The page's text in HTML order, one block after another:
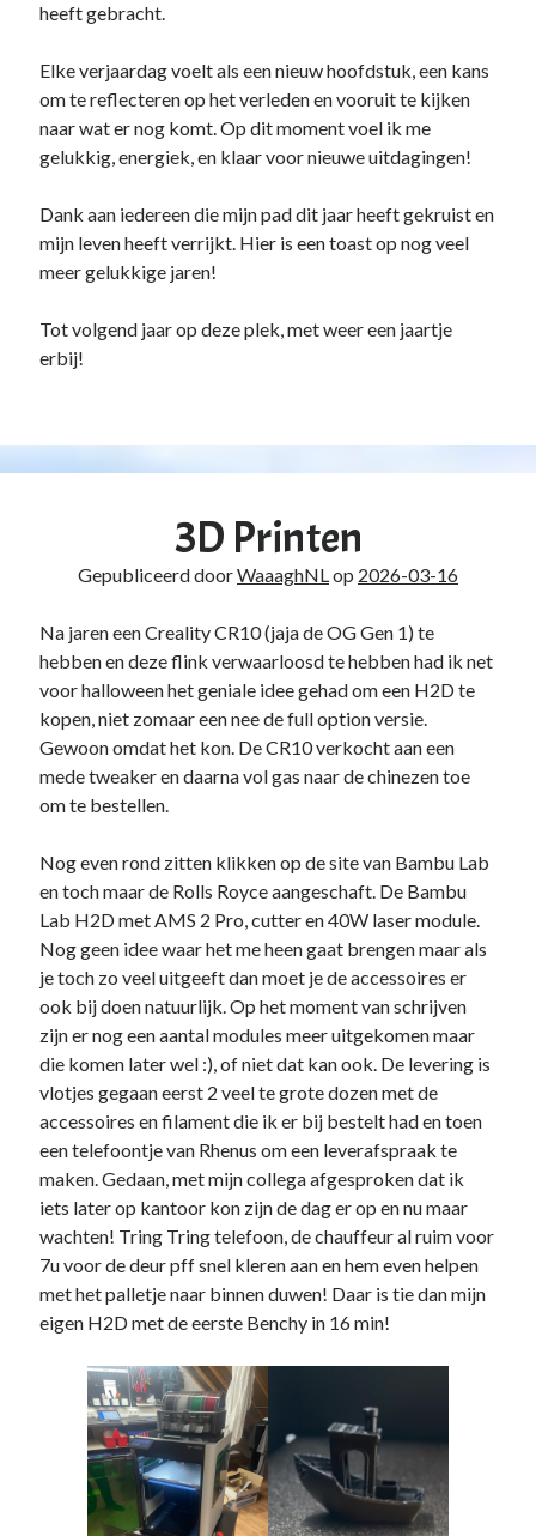
heeft gebracht.
Elke verjaardag voelt als een nieuw hoofdstuk, een kans
om te reflecteren op het verleden en vooruit te kijken
naar wat er nog komt. Op dit moment voel ik me
gelukkig, energiek, en klaar voor nieuwe uitdagingen!
Dank aan iedereen die mijn pad dit jaar heeft gekruist en
mijn leven heeft verrijkt. Hier is een toast op nog veel
meer gelukkige jaren!
Tot volgend jaar op deze plek, met weer een jaartje
erbij!
3D Printen
Gepubliceerd doorWaaaghNLop 2026-03-16
Na jaren een Creality CR10 (jaja de OG Gen 1) te
hebben en deze flink verwaarloosd te hebben had ik net
voor halloween het geniale idee gehad om een H2D te
kopen, niet zomaar een nee de full option versie.
Gewoon omdat het kon. De CR10 verkocht aan een
mede tweaker en daarna vol gas naar de chinezen toe
om te bestellen.
Nog even rond zitten klikken op de site van Bambu Lab
en toch maar de Rolls Royce aangeschaft. De Bambu
Lab H2D met AMS 2 Pro, cutter en 40W laser module.
Nog geen idee waar het me heen gaat brengen maar als
je toch zo veel uitgeeft dan moet je de accessoires er
ook bij doen natuurlijk. Op het moment van schrijven
zijn er nog een aantal modules meer uitgekomen maar
die komen later wel :), of niet dat kan ook. De levering is
vlotjes gegaan eerst 2 veel te grote dozen met de
accessoires en filament die ik er bij bestelt had en toen
een telefoontje van Rhenus om een leverafspraak te
maken. Gedaan, met mijn collega afgesproken dat ik
iets later op kantoor kon zijn de dag er op en nu maar
wachten! Tring Tring telefoon, de chauffeur al ruim voor
7u voor de deur pff snel kleren aan en hem even helpen
met het palletje naar binnen duwen! Daar is tie dan mijn
eigen H2D met de eerste Benchy in 16 min!